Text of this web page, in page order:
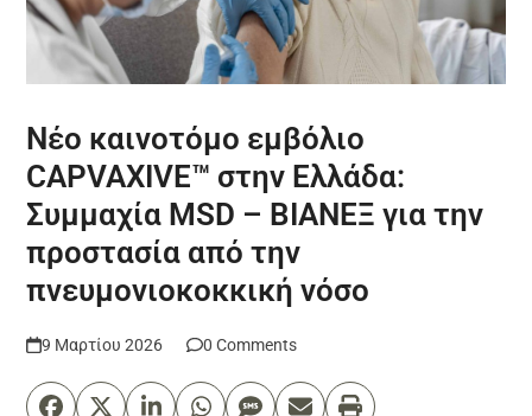
Νέο καινοτόμο εμβόλιο
CAPVAXIVE™ στην Ελλάδα:
Συμμαχία MSD – ΒΙΑΝΕΞ για την
προστασία από την
πνευμονιοκοκκική νόσο
9 Μαρτίου 2026 0 Comments